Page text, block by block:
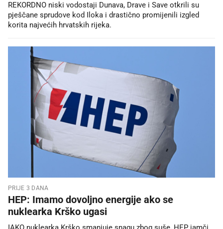
REKORDNO niski vodostaji Dunava, Drave i Save otkrili su
pješčane sprudove kod Iloka i drastično promijenili izgled
korita najvećih hrvatskih rijeka.
PRIJE 3 DANA
HEP: Imamo dovoljno energije ako se
nuklearka Krško ugasi